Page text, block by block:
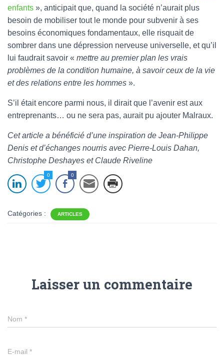
enfants », anticipait que, quand la société n’aurait plus
besoin de mobiliser tout le monde pour subvenir à ses
besoins économiques fondamentaux, elle risquait de
sombrer dans une dépression nerveuse universelle, et qu’il
lui faudrait savoir « mettre au premier plan les vrais
problèmes de la condition humaine, à savoir ceux de la vie
et des relations entre les hommes ».
S’il était encore parmi nous, il dirait que l’avenir est aux
entreprenants… ou ne sera pas, aurait pu ajouter Malraux.
Cet article a bénéficié d’une inspiration de Jean-Philippe
Denis et d’échanges nourris avec Pierre-Louis Dahan,
Christophe Deshayes et Claude Riveline
0 0
Catégories : ARTICLES
Laisser un commentaire
Nom *
E-mail *